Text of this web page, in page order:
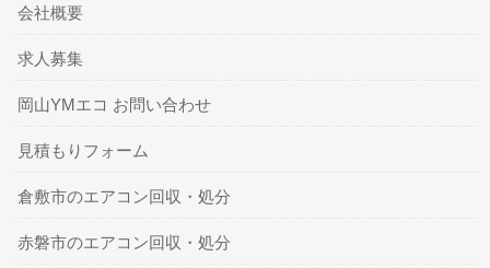
会社概要
求人募集
岡山YMエコ お問い合わせ
見積もりフォーム
倉敷市のエアコン回収・処分
赤磐市のエアコン回収・処分